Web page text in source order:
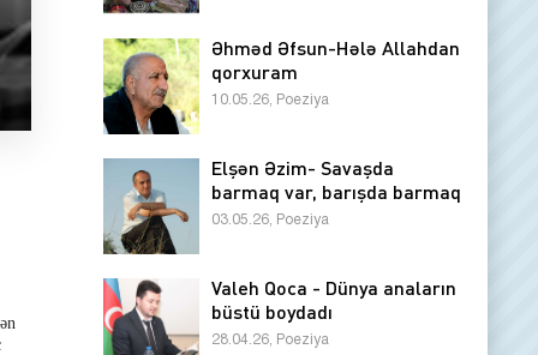
Əhməd Əfsun-Hələ Allahdan
qorxuram
10.05.26, Poeziya
Elşən Əzim- Savaşda
barmaq var, barışda barmaq
03.05.26, Poeziya
Valeh Qoca - Dünya anaların
büstü boydadı
28.04.26, Poeziya